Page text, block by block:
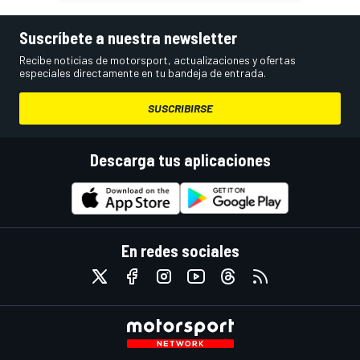
Suscríbete a nuestra newsletter
Recibe noticias de motorsport, actualizaciones y ofertas
especiales directamente en tu bandeja de entrada.
SUSCRIBIRSE
Descarga tus aplicaciones
En redes sociales